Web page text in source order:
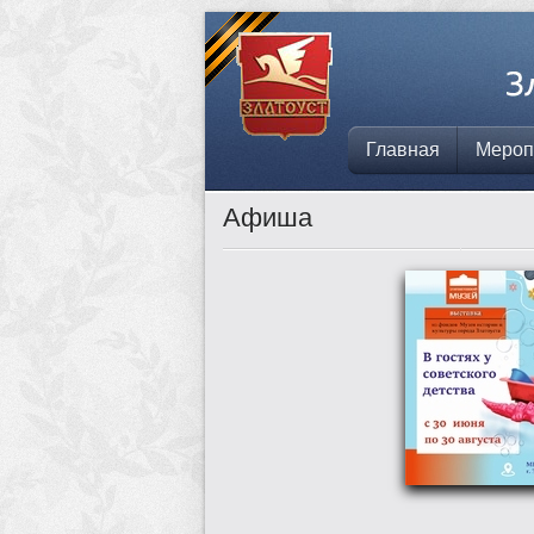
Главная
Афиша